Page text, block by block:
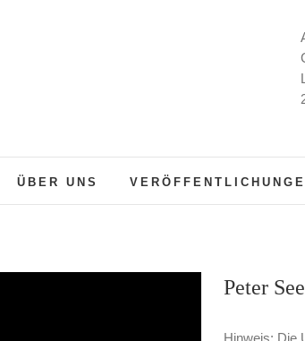
ÜBER UNS
Peter
Hinweis: Die